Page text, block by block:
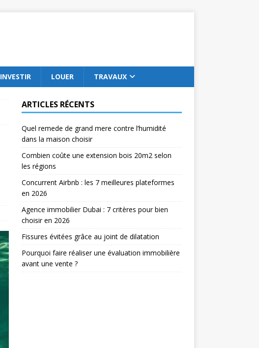
INVESTIR LOUER TRAVAUX
ARTICLES RÉCENTS
Quel remede de grand mere contre l’humidité
dans la maison choisir
Combien coûte une extension bois 20m2 selon
les régions
Concurrent Airbnb : les 7 meilleures plateformes
en 2026
Agence immobilier Dubai : 7 critères pour bien
choisir en 2026
Fissures évitées grâce au joint de dilatation
Pourquoi faire réaliser une évaluation immobilière
avant une vente ?